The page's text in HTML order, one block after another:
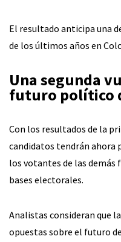
El resultado anticipa una
de los últimos años en
Una segunda
futuro político
Con los resultados de la
candidatos tendrán ahora
los votantes de las demás
bases electorales.
Analistas consideran que
opuestas sobre el futuro